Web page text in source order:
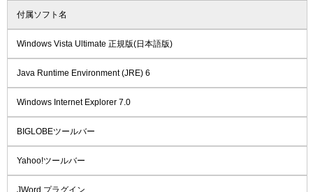
付属ソフト名
Windows Vista Ultimate 正規版(日本語版)
Java Runtime Environment (JRE) 6
Windows Internet Explorer 7.0
BIGLOBEツールバー
Yahoo!ツールバー
JWord プラグイン